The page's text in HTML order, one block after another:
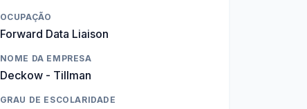
OCUPAÇÃO
Forward Data Liaison
NOME DA EMPRESA
Deckow - Tillman
GRAU DE ESCOLARIDADE